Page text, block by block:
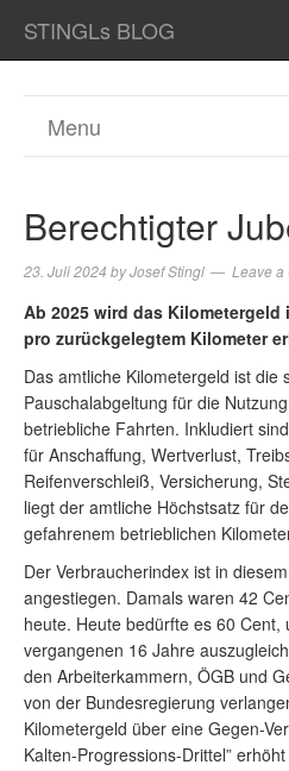
STINGLs BLOG
Menu
Berechtigter
23. Juli 2024 byJosef Stingl Leave a
Ab 2025 wird das Kilometergeld
pro zurückgelegtem Kilometer
Das amtliche Kilometergeld ist die
Pauschalabgeltung für die
betriebliche Fahrten. Inkludiert
für Anschaffung, Wertverlust,
Reifenverschleiß, Versicherung,
liegt der amtliche Höchstsatz für
gefahrenem betrieblichen
Der Verbraucherindex ist in
angestiegen. Damals waren 42
heute. Heute bedürfte es 60
vergangenen 16 Jahre
den Arbeiterkammern, ÖGB und
von der Bundesregierung
Kilometergeld über eine Gegen-
Kalten-Progressions-Drittel”